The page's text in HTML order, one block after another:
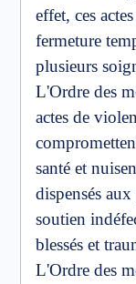
effet, ces
fermeture
plusieurs
L'Ordre des
actes de
santé et
dispensés
soutien
blessés et
L'Ordre des